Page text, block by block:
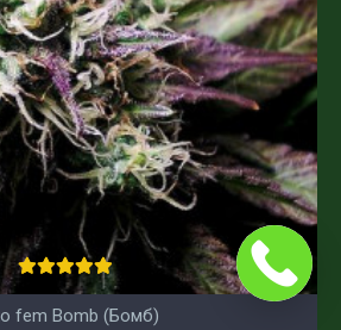
fem Bomb (Бомб)